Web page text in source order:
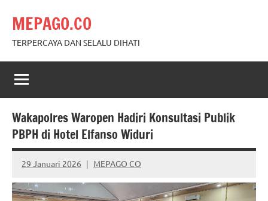
content
MEPAGO.CO
TERPERCAYA DAN SELALU DIHATI
Wakapolres Waropen Hadiri Konsultasi Publik
PBPH di Hotel Elfanso Widuri
29 Januari 2026 MEPAGO CO
No
comments